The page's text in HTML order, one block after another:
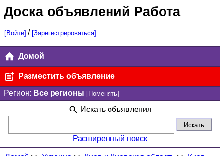
Доска объявлений Работа
[Войти] / [Зарегистрироваться]
Домой
Разместить объявление
Регион: Все регионы [Поменять]
Искать объявления
Расширенный поиск